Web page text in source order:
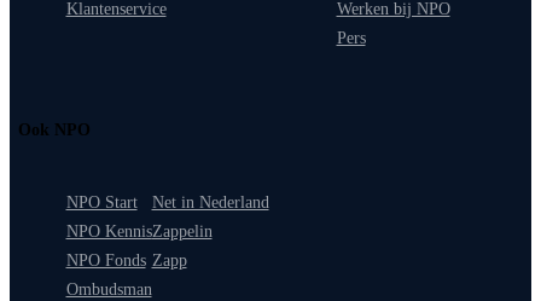
Klantenservice
Werken bij NPO
Pers
Ook NPO
NPO Start
NPO Kennis
NPO Fonds
Ombudsman
Net in Nederland
Zappelin
Zapp